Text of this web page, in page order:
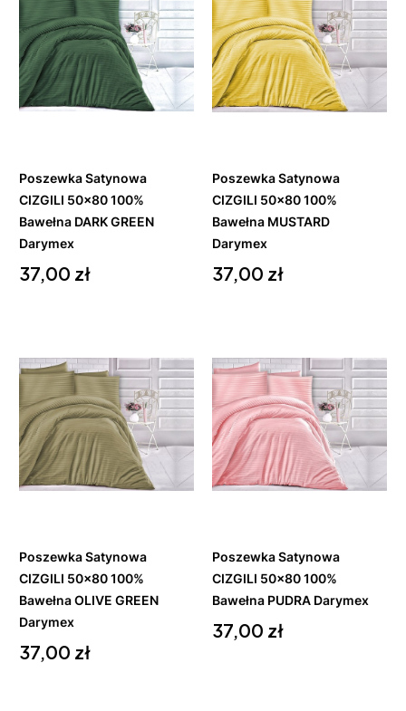
Poszewka Satynowa
CIZGILI 50x80 100%
Bawełna DARK GREEN
Darymex
Cena
37,00 zł
Do
Poszewka Satynowa
CIZGILI 50x80 100%
Bawełna MUSTARD
Darymex
Cena
37,00 zł
Do
Poszewka Satynowa
CIZGILI 50x80 100%
Bawełna OLIVE GREEN
Darymex
Cena
37,00 zł
Do
Poszewka Satynowa
CIZGILI 50x80 100%
Bawełna PUDRA Darymex
Cena
37,00 zł